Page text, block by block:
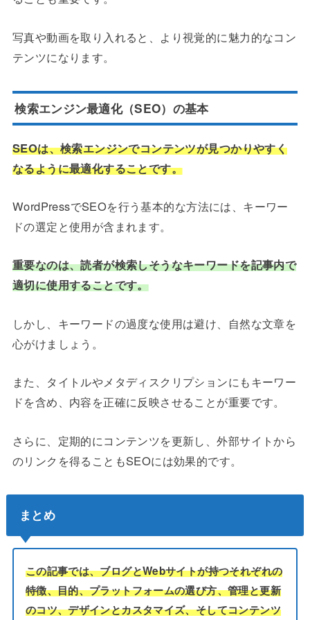
写真や動画を取り入れると、より視覚的に魅力的なコン
テンツになります。
検索エンジン最適化（SEO）の基本
SEOは、検索エンジンでコンテンツが見つかりやすく
なるように最適化することです。
WordPressでSEOを行う基本的な方法には、キーワー
ドの選定と使用が含まれます。
重要なのは、読者が検索しそうなキーワードを記事内で
適切に使用することです。
しかし、キーワードの過度な使用は避け、自然な文章を
心がけましょう。
また、タイトルやメタディスクリプションにもキーワー
ドを含め、内容を正確に反映させることが重要です。
さらに、定期的にコンテンツを更新し、外部サイトから
のリンクを得ることもSEOには効果的です。
まとめ
この記事では、ブログとWebサイトが持つそれぞれの
特徴、目的、プラットフォームの選び方、管理と更新
のコツ、デザインとカスタマイズ、そしてコンテンツ